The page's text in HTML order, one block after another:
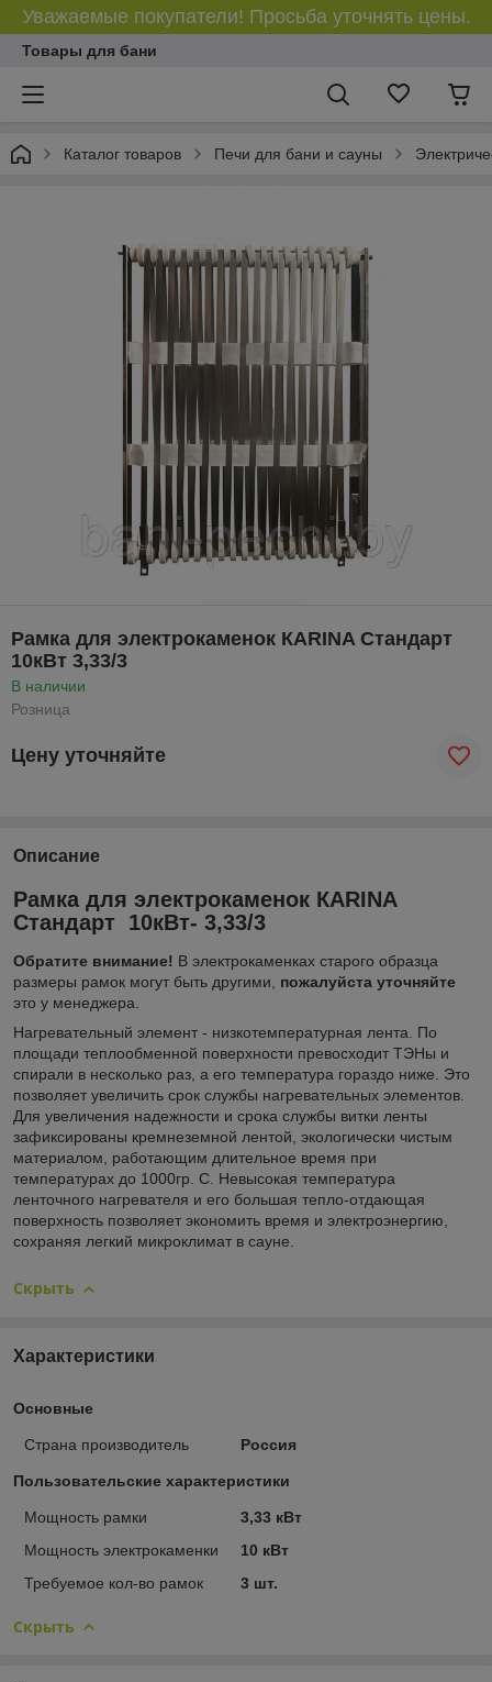
Уважаемые покупатели! Просьба уточнять цены.
Товары для бани
Каталог товаров Печи для бани и сауны
Рамка для электрокаменок КАRINA Стандарт
10кВт 3,33/3
В наличии
Розница
Цену уточняйте
Описание
Рамка для электрокаменок КАRINA
Стандарт 10кВт- 3,33/3
Обратите внимание! В электрокаменках старого образца
размеры рамок могут быть другими, пожалуйста уточняйте
это у менеджера.
Нагревательный элемент - низкотемпературная лента. По
площади теплообменной поверхности превосходит ТЭНы и
спирали в несколько раз, а его температура гораздо ниже. Это
позволяет увеличить срок службы нагревательных элементов.
Для увеличения надежности и срока службы витки ленты
зафиксированы кремнеземной лентой, экологически чистым
материалом, работающим длительное время при
температурах до 1000гр. С. Невысокая температура
ленточного нагревателя и его большая тепло-отдающая
поверхность позволяет экономить время и электроэнергию,
сохраняя легкий микроклимат в сауне.
Скрыть
Характеристики
Основные
Страна производитель Россия
Пользовательские характеристики
Мощность рамки
3,33 кВт
Мощность электрокаменки
10 кВт
Требуемое кол-во рамок
3 шт.
Скрыть